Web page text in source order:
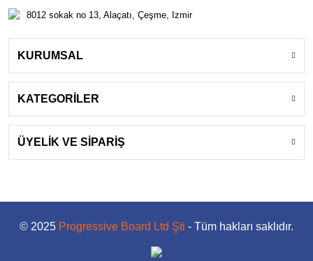
8012 sokak no 13, Alaçatı, Çeşme, Izmir
KURUMSAL
KATEGORİLER
ÜYELİK VE SİPARİŞ
© 2025 Progressive Board Ltd Şti - Tüm hakları saklıdır.